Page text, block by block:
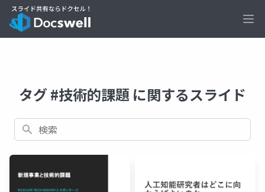
タグ #技術的課題 に関するスライド
検索